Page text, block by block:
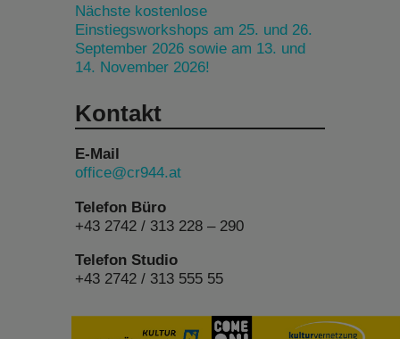
Nächste kostenlose
Einstiegsworkshops am 25. und 26.
September 2026 sowie am 13. und
14. November 2026!
Kontakt
E-Mail
office@cr944.at
Telefon Büro
+43 2742 / 313 228 – 290
Telefon Studio
+43 2742 / 313 555 55